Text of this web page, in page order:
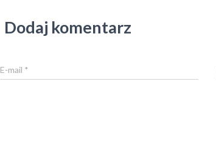
Dodaj komentarz
E-mail *